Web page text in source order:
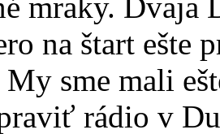
na štart ešte
sme mali
rádio v